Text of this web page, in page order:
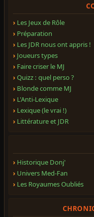
Les Jeux de Rôle
Préparation
Les JDR nous ont appris !
Joueurs types
Faire criser le MJ
Quizz : quel perso ?
Blonde comme MJ
L'Anti-Lexique
Lexique (le vrai !)
Littérature et JDR
Historique Donj'
Univers Med-Fan
Les Royaumes Oubliés